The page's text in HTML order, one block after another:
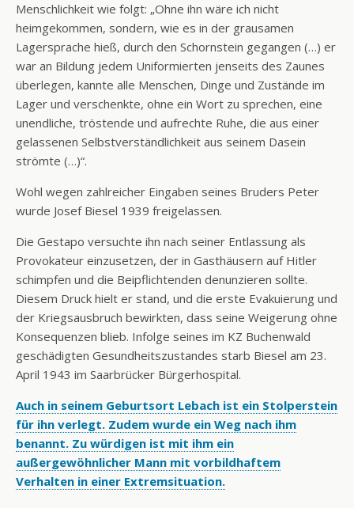
Menschlichkeit wie folgt: „Ohne ihn wäre ich nicht
heimgekommen, sondern, wie es in der grausamen
Lagersprache hieß, durch den Schornstein gegangen (…) er
war an Bildung jedem Uniformierten jenseits des Zaunes
überlegen, kannte alle Menschen, Dinge und Zustände im
Lager und verschenkte, ohne ein Wort zu sprechen, eine
unendliche, tröstende und aufrechte Ruhe, die aus einer
gelassenen Selbstverständlichkeit aus seinem Dasein
strömte (…)“.
Wohl wegen zahlreicher Eingaben seines Bruders Peter
wurde Josef Biesel 1939 freigelassen.
Die Gestapo versuchte ihn nach seiner Entlassung als
Provokateur einzusetzen, der in Gasthäusern auf Hitler
schimpfen und die Beipflichtenden denunzieren sollte.
Diesem Druck hielt er stand, und die erste Evakuierung und
der Kriegsausbruch bewirkten, dass seine Weigerung ohne
Konsequenzen blieb. Infolge seines im KZ Buchenwald
geschädigten Gesundheitszustandes starb Biesel am 23.
April 1943 im Saarbrücker Bürgerhospital.
Auch in seinem Geburtsort Lebach ist ein Stolperstein
für ihn verlegt. Zudem wurde ein Weg nach ihm
benannt. Zu würdigen ist mit ihm ein
außergewöhnlicher Mann mit vorbildhaftem
Verhalten in einer Extremsituation.